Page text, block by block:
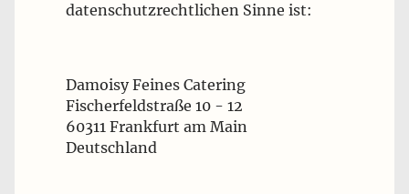
datenschutzrechtlichen Sinne ist:
Damoisy Feines Catering
Fischerfeldstraße 10 - 12
60311 Frankfurt am Main
Deutschland